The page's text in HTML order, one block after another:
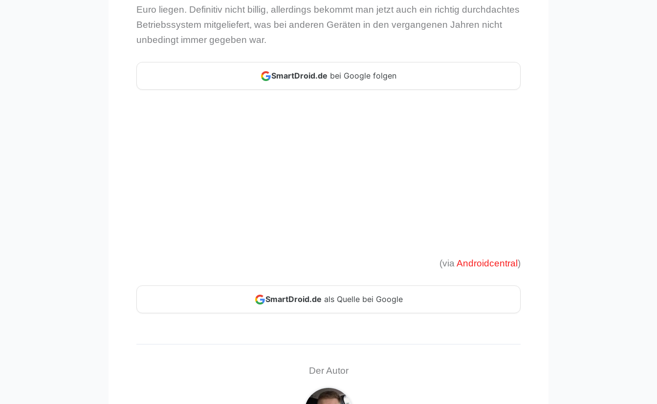
Euro liegen. Definitiv nicht billig, allerdings bekommt man jetzt auch ein richtig durchdachtes
Betriebssystem mitgeliefert, was bei anderen Geräten in den vergangenen Jahren nicht
unbedingt immer gegeben war.
SmartDroid.de bei Google folgen
(via Androidcentral )
SmartDroid.de als Quelle bei Google
Der Autor